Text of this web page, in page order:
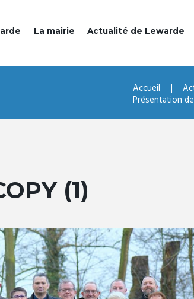
La mairie Actualité de Lewarde
Accueil
Présentation
(1)